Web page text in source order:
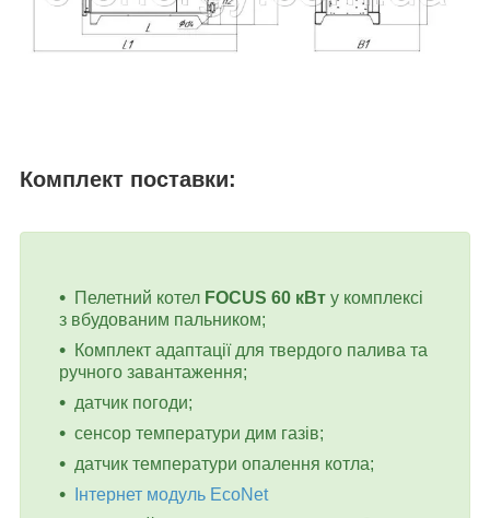
Комплект поставки:
Пелетний котел FOCUS 60 кВт у комплексі
з вбудованим пальником;
Комплект адаптації для твердого палива та
ручного завантаження;
датчик погоди;
сенсор температури дим газів;
датчик температури опалення котла;
Інтернет модуль EcoNet